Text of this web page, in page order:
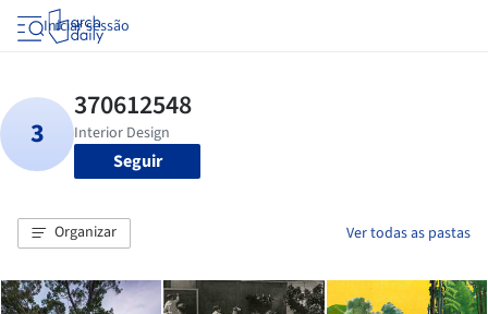
Iniciar sessão
Seguir
Organizar Ver todas as pastas